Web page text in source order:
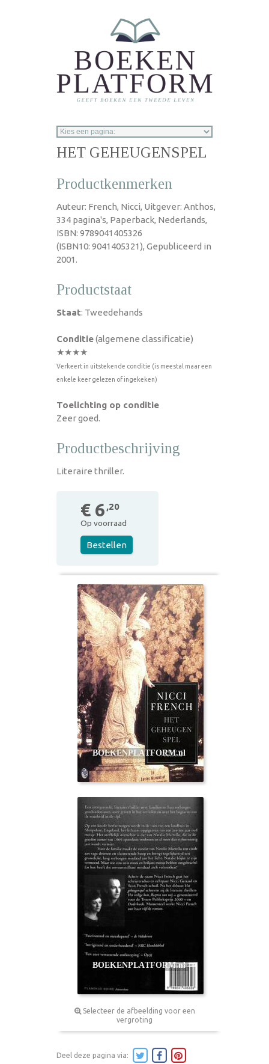
HET GEHEUGENSPEL
Productkenmerken
Auteur: French, Nicci, Uitgever: Anthos,
334 pagina's, Paperback, Nederlands,
ISBN: 9789041405326
(ISBN10: 9041405321), Gepubliceerd in
2001.
Productstaat
Staat: Tweedehands
Conditie(algemene classificatie)
★★★★
Verkeert in uitstekende conditie (is meestal maar een
enkele keer gelezen of ingekeken)
Toelichting op conditie
Zeer goed.
Productbeschrijving
Literaire thriller.
€ 6 ,20
Op voorraad
Bestellen
Selecteer de afbeelding voor een
vergroting
Deel deze pagina via: